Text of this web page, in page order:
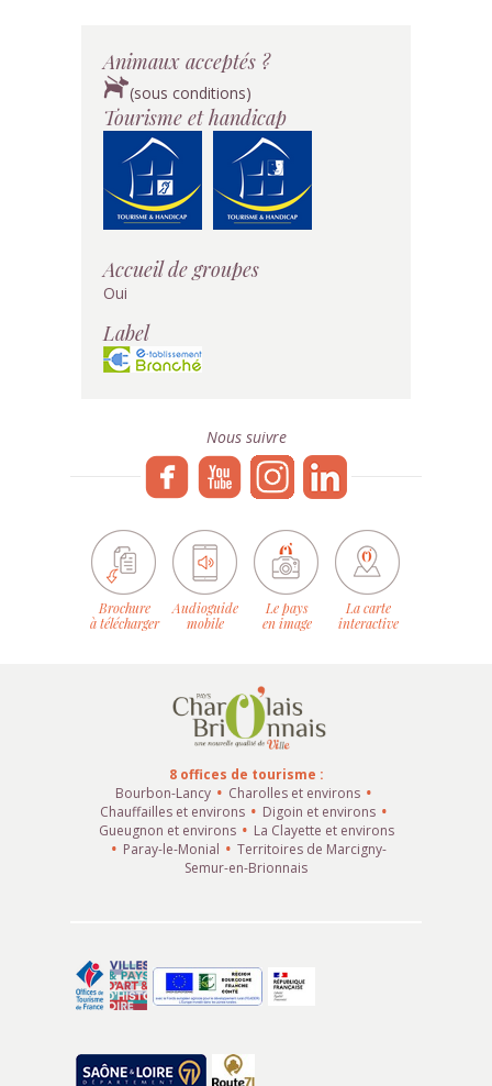
Animaux acceptés ?
(sous conditions)
Tourisme et handicap
Accueil de groupes
Oui
Label
Nous suivre
Brochure
à télécharger
Audioguide
mobile
Le pays
en image
La carte
interactive
8 offices de tourisme :
Bourbon-Lancy
Charolles et environs
Chauffailles et environs
Digoin et environs
Gueugnon et environs
La Clayette et environs
Paray-le-Monial
Territoires de Marcigny-
Semur-en-Brionnais